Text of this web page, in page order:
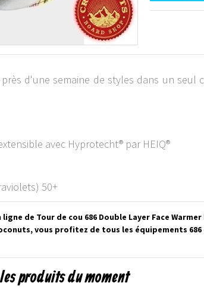
d'une semaine de styles dans un seul
avec Hyprotecht® par HEIQ®
50+
de Tour de cou 686 Double Layer Face
vous profitez de tous les équipements
produits du moment